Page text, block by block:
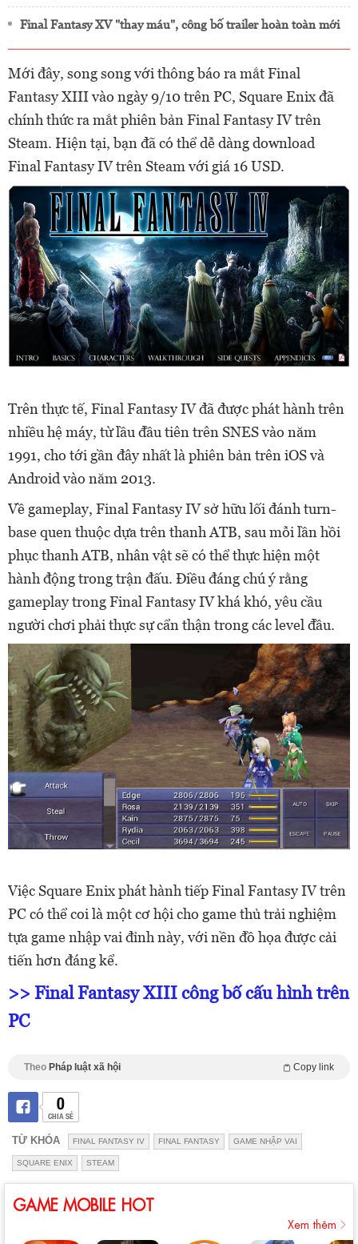
Final Fantasy XV "thay máu", công bố trailer hoàn toàn mới
Mới đây, song song với thông báo ra mắt Final
Fantasy XIII vào ngày 9/10 trên PC, Square Enix đã
chính thức ra mắt phiên bản Final Fantasy IV trên
Steam. Hiện tại, bạn đã có thể dễ dàng download
Final Fantasy IV trên Steam với giá 16 USD.
Trên thực tế, Final Fantasy IV đã được phát hành trên
nhiều hệ máy, từ lầu đầu tiên trên SNES vào năm
1991, cho tới gần đây nhất là phiên bản trên iOS và
Android vào năm 2013.
Về gameplay, Final Fantasy IV sở hữu lối đánh turn-
base quen thuộc dựa trên thanh ATB, sau mỗi lần hồi
phục thanh ATB, nhân vật sẽ có thể thực hiện một
hành động trong trận đấu. Điều đáng chú ý rằng
gameplay trong Final Fantasy IV khá khó, yêu cầu
người chơi phải thực sự cẩn thận trong các level đầu.
Việc Square Enix phát hành tiếp Final Fantasy IV trên
PC có thể coi là một cơ hội cho game thủ trải nghiệm
tựa game nhập vai đỉnh này, với nền đồ họa được cải
tiến hơn đáng kể.
>> Final Fantasy XIII công bố cấu hình trên
PC
Theo Pháp luật xã hội Copy link
0
CHIA SẺ
TỪ KHÓA FINAL FANTASY IV FINAL FANTASY GAME NHẬP VAI
SQUARE ENIX STEAM
GAME MOBILE HOT
Xem thêm